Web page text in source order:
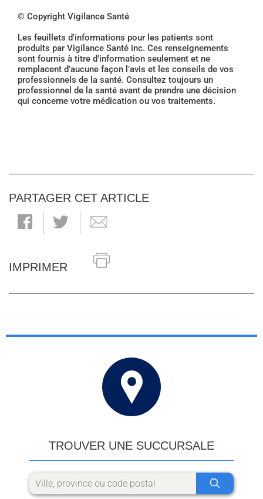
© Copyright Vigilance Santé
Les feuillets d'informations pour les patients sont
produits par Vigilance Santé inc. Ces renseignements
sont fournis à titre d’information seulement et ne
remplacent d’aucune façon l’avis et les conseils de vos
professionnels de la santé. Consultez toujours un
professionnel de la santé avant de prendre une décision
qui concerne votre médication ou vos traitements.
PARTAGER CET ARTICLE
IMPRIMER
TROUVER UNE SUCCURSALE